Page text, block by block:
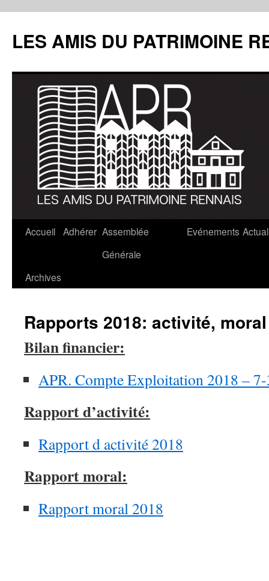
LES AMIS DU PATRIMOINE
Aller
contenu
Accueil Adhérer Assemblée
Générale
Evénements
Archives
Rapports 2018: activité,
Bilan financier:
APR. Compte Exploitation 2018 –
Rapport d’activité:
Rapport d activité 2018
Rapport moral:
Rapport moral 2018